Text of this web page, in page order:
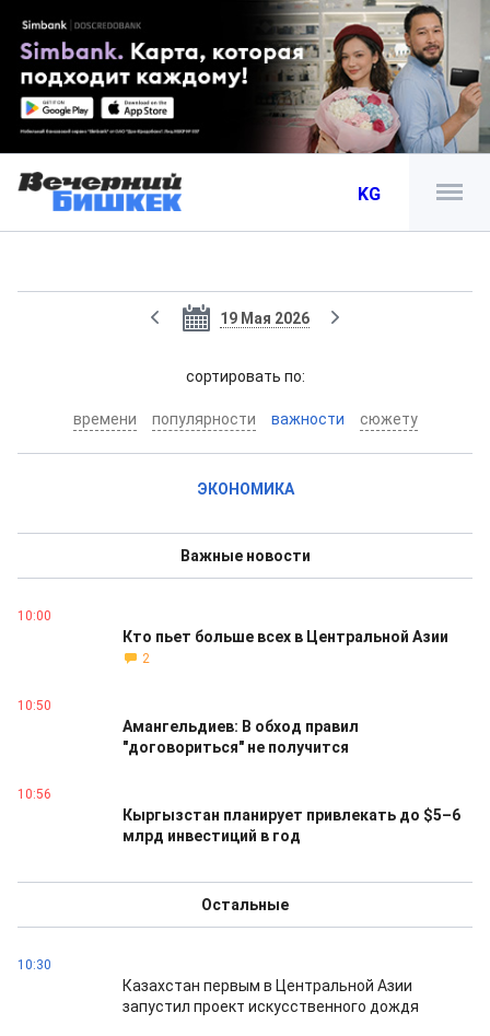
KG
19 Мая 2026
cортировать по:
времени популярности важности сюжету
ЭКОНОМИКА
Важные новости
10:00
Кто пьет больше всех в Центральной Азии
2
10:50
Амангельдиев: В обход правил
"договориться" не получится
10:56
Кыргызстан планирует привлекать до $5–6
млрд инвестиций в год
Остальные
10:30
Казахстан первым в Центральной Азии
запустил проект искусственного дождя